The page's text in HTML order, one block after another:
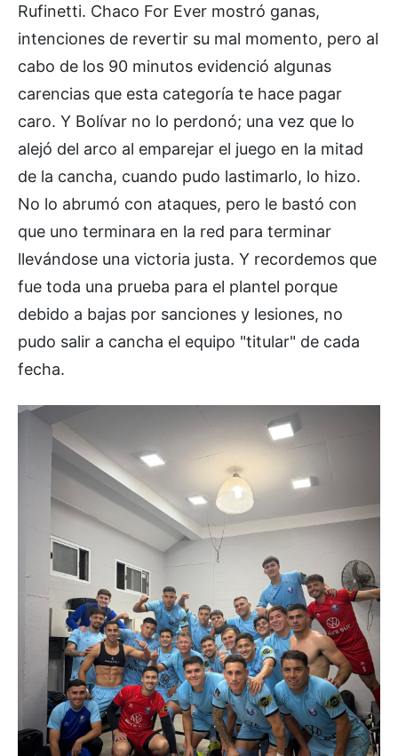
Rufinetti. Chaco For Ever mostró ganas,
intenciones de revertir su mal momento, pero al
cabo de los 90 minutos evidenció algunas
carencias que esta categoría te hace pagar
caro. Y Bolívar no lo perdonó; una vez que lo
alejó del arco al emparejar el juego en la mitad
de la cancha, cuando pudo lastimarlo, lo hizo.
No lo abrumó con ataques, pero le bastó con
que uno terminara en la red para terminar
llevándose una victoria justa. Y recordemos que
fue toda una prueba para el plantel porque
debido a bajas por sanciones y lesiones, no
pudo salir a cancha el equipo "titular" de cada
fecha.